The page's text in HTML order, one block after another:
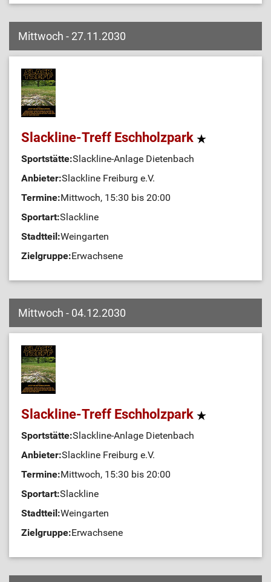
Mittwoch - 27.11.2030
Slackline-Treff Eschholzpark
Sportstätte:Slackline-Anlage Dietenbach
Anbieter:Slackline Freiburg e.V.
Termine:Mittwoch, 15:30 bis 20:00
Sportart:Slackline
Stadtteil:Weingarten
Zielgruppe:Erwachsene
Mittwoch - 04.12.2030
Slackline-Treff Eschholzpark
Sportstätte:Slackline-Anlage Dietenbach
Anbieter:Slackline Freiburg e.V.
Termine:Mittwoch, 15:30 bis 20:00
Sportart:Slackline
Stadtteil:Weingarten
Zielgruppe:Erwachsene